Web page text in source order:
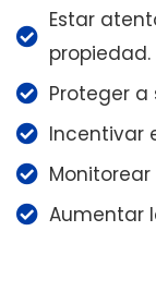
Estar
propiedad.
Proteger
Incentivar
Aumentar